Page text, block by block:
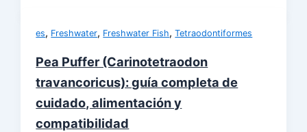
es, Freshwater, Freshwater Fish,Tetraodontiformes
Pea Puffer (Carinotetraodon
travancoricus): guía completa de
cuidado, alimentación y
compatibilidad